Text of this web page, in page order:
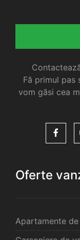
Fă primul pas
vom găsi cea
Oferte
Apartamente